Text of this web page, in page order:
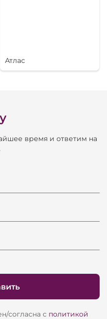
Атлас
время и ответим на
согласна с политикой